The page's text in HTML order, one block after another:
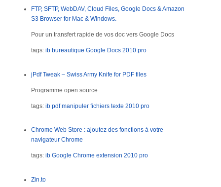
FTP, SFTP, WebDAV, Cloud Files, Google Docs & Amazon
S3 Browser for Mac & Windows.
Pour un transfert rapide de vos doc vers Google Docs
tags: ib bureautique Google Docs 2010 pro
jPdf Tweak – Swiss Army Knife for PDF files
Programme open source
tags: ib pdf manipuler fichiers texte 2010 pro
Chrome Web Store : ajoutez des fonctions à votre
navigateur Chrome
tags: ib Google Chrome extension 2010 pro
Zin.to